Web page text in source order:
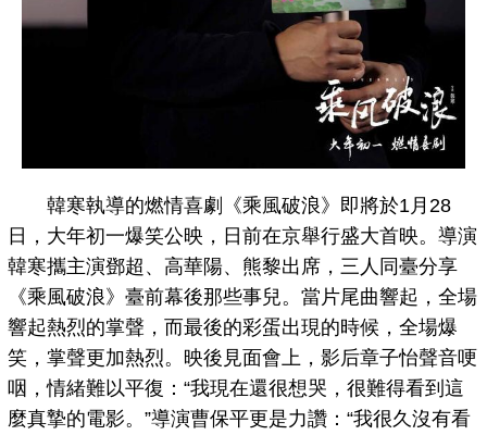
韓寒執導的燃情喜劇《乘風破浪》即將於1月28
日，大年初一爆笑公映，日前在京舉行盛大首映。導演
韓寒攜主演鄧超、高華陽、熊黎出席，三人同臺分享
《乘風破浪》臺前幕後那些事兒。當片尾曲響起，全場
響起熱烈的掌聲，而最後的彩蛋出現的時候，全場爆
笑，掌聲更加熱烈。映後見面會上，影后章子怡聲音哽
咽，情緒難以平復：“我現在還很想哭，很難得看到這
麼真摯的電影。”導演曹保平更是力讚：“我很久沒有看